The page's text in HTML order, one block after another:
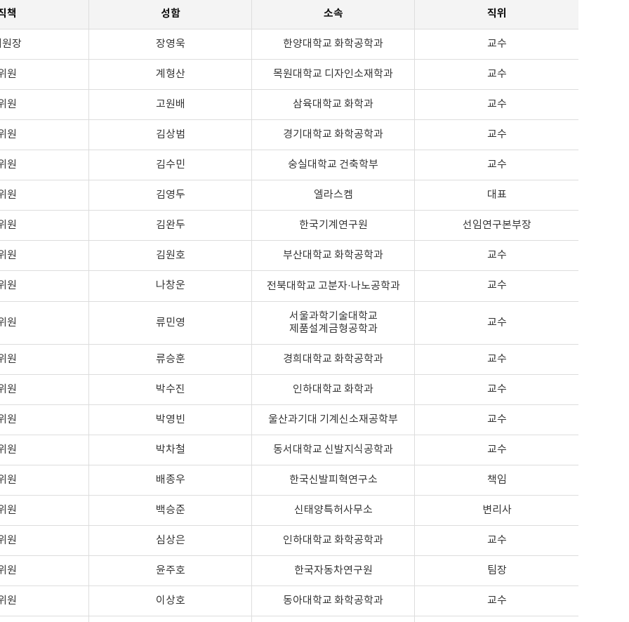
책 성함 소속 직위
원장 장영욱 한양대학교 화학공학과 교수
원 계형산 목원대학교 디자인소재학과 교수
원 고원배 삼육대학교 화학과 교수
원 김상범 경기대학교 화학공학과 교수
원 김수민 숭실대학교 건축학부 교수
원 김영두 엘라스켐 대표
원 김완두 한국기계연구원 선임연구본부장
원 김원호 부산대학교 화학공학과 교수
원 나창운 전북대학교 고분자·나노공학과 교수
원 류민영
서울과학기술대학교
제품설계금형공학과
교수
원 류승훈 경희대학교 화학공학과 교수
원 박수진 인하대학교 화학과 교수
원 박영빈 울산과기대 기계신소재공학부 교수
원 박차철 동서대학교 신발지식공학과 교수
원 배종우 한국신발피혁연구소 책임
원 백승준 신태양특허사무소 변리사
원 심상은 인하대학교 화학공학과 교수
원 윤주호 한국자동차연구원 팀장
원 이상호 동아대학교 화학공학과 교수